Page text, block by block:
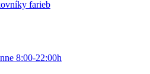
farieb
8:00-22:00h